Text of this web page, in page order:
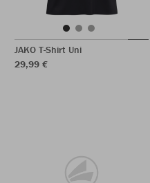
JAKO T-Shirt Uni
29,99 €